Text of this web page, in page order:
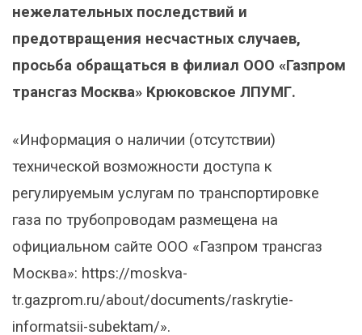
нежелательных последствий и
предотвращения несчастных случаев,
просьба обращаться в филиал ООО «Газпром
трансгаз Москва» Крюковское ЛПУМГ.
«Информация о наличии (отсутствии)
технической возможности доступа к
регулируемым услугам по транспортировке
газа по трубопроводам размещена на
официальном сайте ООО «Газпром трансгаз
Москва»: https://moskva-
tr.gazprom.ru/about/documents/raskrytie-
informatsii-subektam/».